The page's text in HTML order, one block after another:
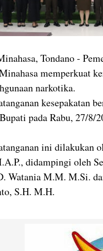
Tondano -
memperkuat
narkotika.
kesepakatan
pada Rabu, 27/
ini dilakukan
didampingi oleh
Watania M.M. M.Si.
S.H. M.H.